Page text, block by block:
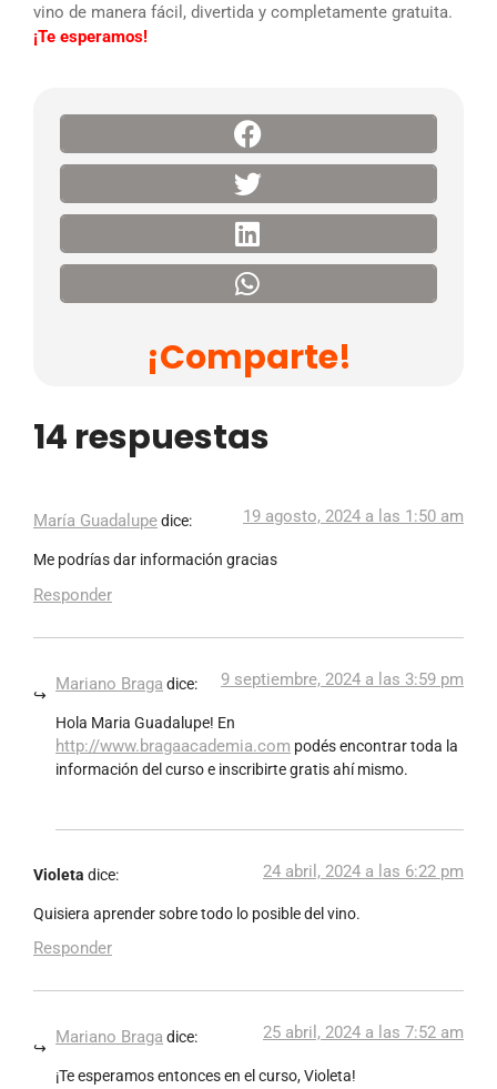
vino de manera fácil, divertida y completamente gratuita.
¡Te esperamos!
¡Comparte!
14 respuestas
María Guadalupedice: 19 agosto, 2024 a las 1:50 am
Me podrías dar información gracias
Responder
Mariano Braga dice: 9 septiembre, 2024 a las 3:59 pm
Hola Maria Guadalupe! En
http://www.bragaacademia.com podés encontrar toda la
información del curso e inscribirte gratis ahí mismo.
Violeta dice: 24 abril, 2024 a las 6:22 pm
Quisiera aprender sobre todo lo posible del vino.
Responder
Mariano Braga dice: 25 abril, 2024 a las 7:52 am
¡Te esperamos entonces en el curso, Violeta!